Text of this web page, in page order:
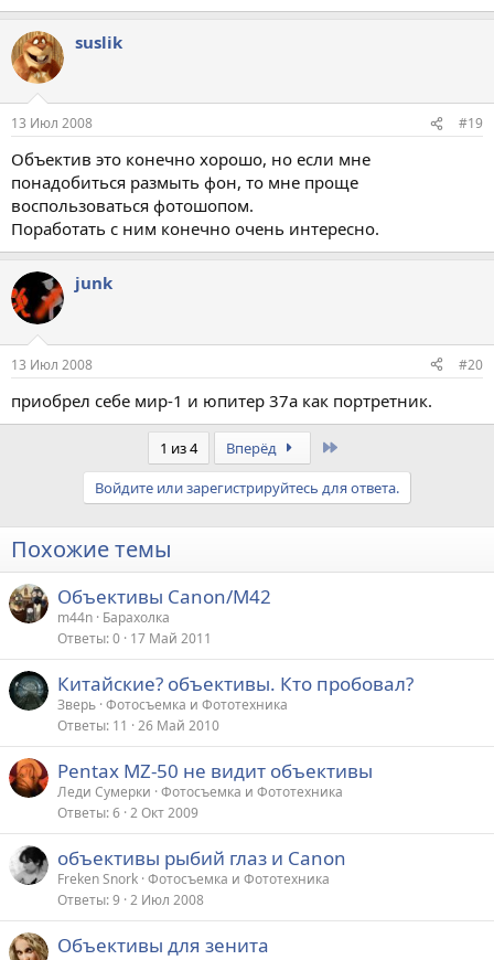
suslik
13 Июл 2008 #19
Объектив это конечно хорошо, но если мне
понадобиться размыть фон, то мне проще
воспользоваться фотошопом.
Поработать с ним конечно очень интересно.
junk
13 Июл 2008 #20
приобрел себе мир-1 и юпитер 37а как портретник.
1 из 4 Вперёд
Войдите или зарегистрируйтесь для ответа.
Похожие темы
Объективы Canon/M42
m44n Барахолка
Ответы 0 17 Май 2011
Китайские? объективы. Кто пробовал?
Зверь Фотосъемка и Фототехника
Ответы 11 26 Май 2010
Pentax MZ-50 не видит объективы
Леди Сумерки Фотосъемка и Фототехника
Ответы 6 2 Окт 2009
объективы рыбий глаз и Canon
Freken Snork Фотосъемка и Фототехника
Ответы 9 2 Июл 2008
Объективы для зенита